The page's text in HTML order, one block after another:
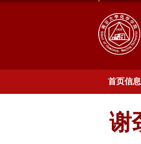
首页信息
谢